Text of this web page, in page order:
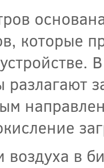
которые
воздуха в